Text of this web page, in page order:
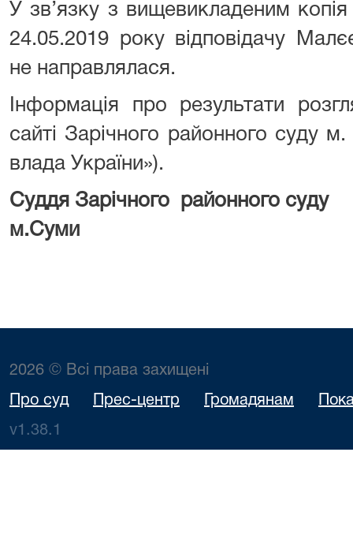
У зв’язку з вищевикладеним
24.05.2019 року відповідачу
не направлялася.
Інформація про результати
сайті Зарічного районного суду
влада України»).
Суддя Зарічного районного суду
м.Суми О.В
2026 © Всі права захищені
Про суд Прес-центр Громадянам
v1.38.1